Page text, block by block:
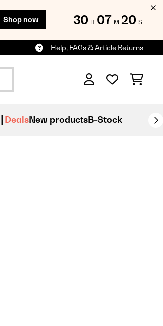
Shop now 30 H 07 M 17 S
Help, FAQs & Article Returns
DealsNew productsB-Stock